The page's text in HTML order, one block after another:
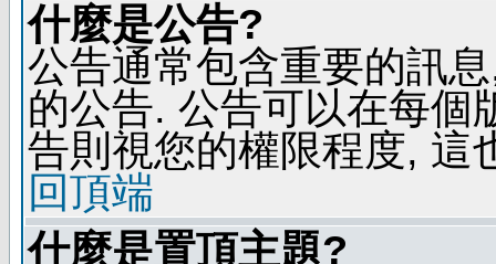
什麼是公告?
公告通常包含重要的訊
的公告. 公告可以在每個
告則視您的權限程度, 這
回頂端
什麼是置頂主題?